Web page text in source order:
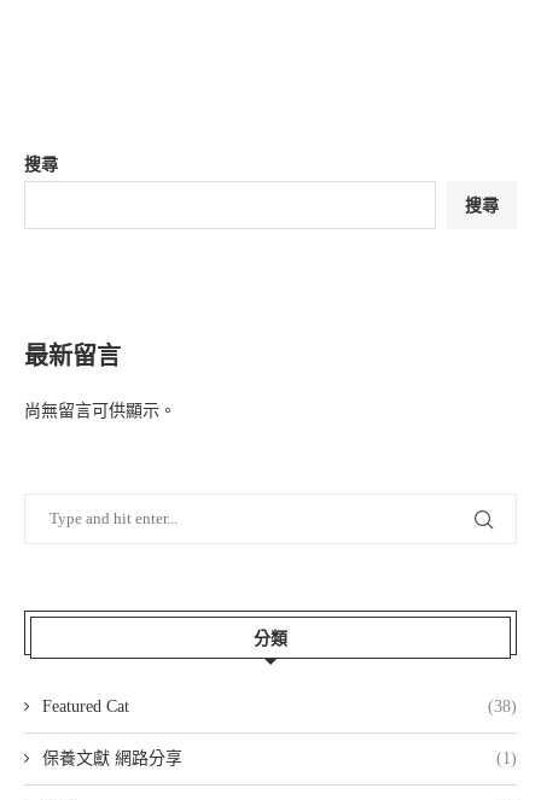
搜尋
搜尋
最新留言
尚無留言可供顯示。
分類
Featured Cat (38)
保養文獻 網路分享 (1)